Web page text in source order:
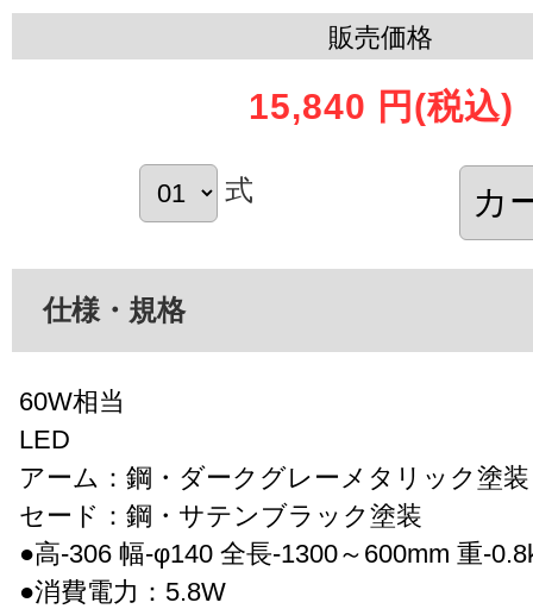
販売価格
15,840 円 (税込)
式
仕様・規格
60W相当
LED
アーム：鋼・ダークグレーメタリック塗装
セード：鋼・サテンブラック塗装
●高-306 幅-φ140 全長-1300～600mm 重-
●消費電力：5.8W